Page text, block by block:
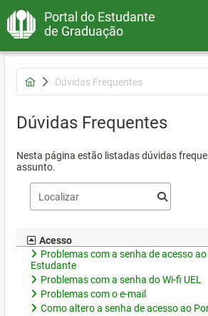
Portal do Estudante
de Graduação
Dúvidas Frequentes
Dúvidas Frequentes
Nesta página estão listadas dúvidas
assunto.
Acesso
Problemas com a senha de acesso
Estudante
Problemas com a senha do Wi-fi UEL
Problemas com o e-mail
Como altero a senha de acesso ao